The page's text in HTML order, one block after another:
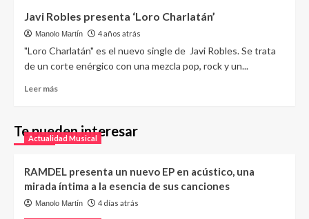
Javi Robles presenta ‘Loro Charlatán’
Manolo Martín 4 años atrás
"Loro Charlatán" es el nuevo single de Javi Robles. Se trata
de un corte enérgico con una mezcla pop, rock y un...
Leer más
Te pueden interesar
Actualidad Musical
RAMDEL presenta un nuevo EP en acústico, una
mirada íntima a la esencia de sus canciones
Manolo Martín 4 días atrás